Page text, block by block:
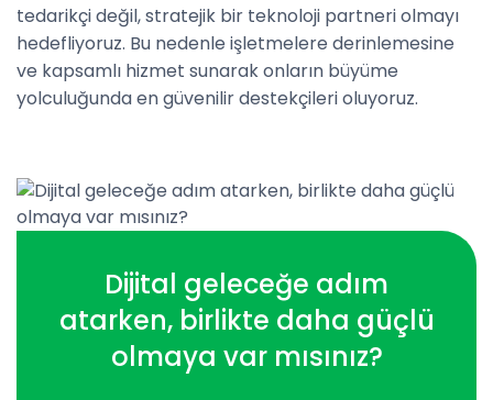
tedarikçi değil, stratejik bir teknoloji partneri olmayı
hedefliyoruz. Bu nedenle işletmelere derinlemesine
ve kapsamlı hizmet sunarak onların büyüme
yolculuğunda en güvenilir destekçileri oluyoruz.
Dijital geleceğe adım
atarken, birlikte daha güçlü
olmaya var mısınız?